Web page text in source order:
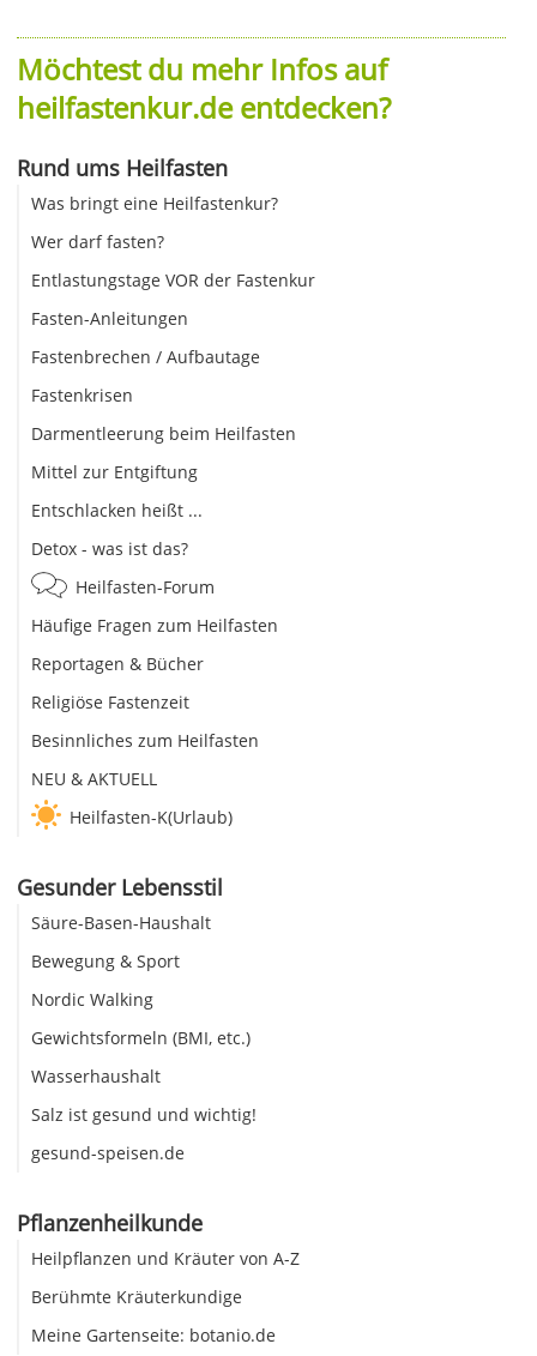
Möchtest du mehr Infos auf
heilfastenkur.de entdecken?
Rund ums Heilfasten
Was bringt eine Heilfastenkur?
Wer darf fasten?
Entlastungstage VOR der Fastenkur
Fasten-Anleitungen
Fastenbrechen / Aufbautage
Fastenkrisen
Darmentleerung beim Heilfasten
Mittel zur Entgiftung
Entschlacken heißt ...
Detox - was ist das?
Heilfasten-Forum
Häufige Fragen zum Heilfasten
Reportagen & Bücher
Religiöse Fastenzeit
Besinnliches zum Heilfasten
NEU & AKTUELL
Heilfasten-K(Urlaub)
Gesunder Lebensstil
Säure-Basen-Haushalt
Bewegung & Sport
Nordic Walking
Gewichtsformeln (BMI, etc.)
Wasserhaushalt
Salz ist gesund und wichtig!
gesund-speisen.de
Pflanzenheilkunde
Heilpflanzen und Kräuter von A-Z
Berühmte Kräuterkundige
Meine Gartenseite: botanio.de